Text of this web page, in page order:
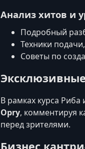
Анализ хитов и
Подробный
Техники
Советы по
В рамках курса
Opry, комментируя
перед зрителями.